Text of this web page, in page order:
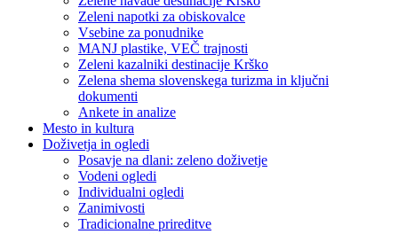
Zeleni napotki za obiskovalce
Vsebine za ponudnike
MANJ plastike, VEČ trajnosti
Zeleni kazalniki destinacije Krško
Zelena shema slovenskega turizma in ključni
dokumenti
Ankete in analize
Mesto in kultura
Doživetja in ogledi
Posavje na dlani: zeleno doživetje
Vodeni ogledi
Individualni ogledi
Zanimivosti
Tradicionalne prireditve